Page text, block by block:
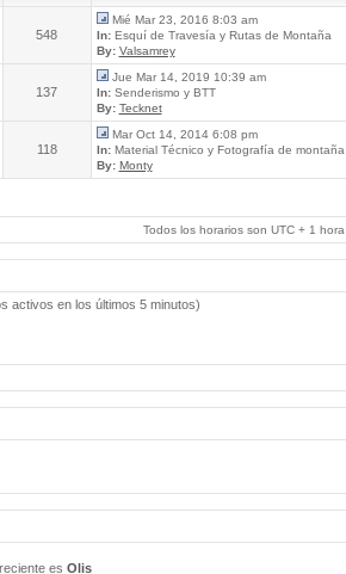
548
Mié Mar 23, 2016 8:03 am
In:Esquí de Travesía y Rutas de Montaña
By: Valsamrey
137
Jue Mar 14, 2019 10:39 am
In:Senderismo y BTT
By: Tecknet
118
Mar Oct 14, 2014 6:08 pm
In:Material Técnico y Fotografía de montaña
By: Monty
Todos los horarios son UTC + 1 hora
activos en los últimos 5 minutos)
es Olis